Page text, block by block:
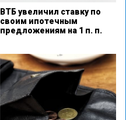
ВТБ увеличил ставку по
своим ипотечным
предложениям на 1 п. п.